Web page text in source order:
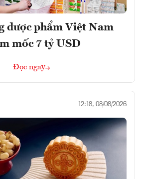
dược phẩm Việt Nam
mốc 7 tỷ USD
Đọc ngay
12:18, 08/08/2026